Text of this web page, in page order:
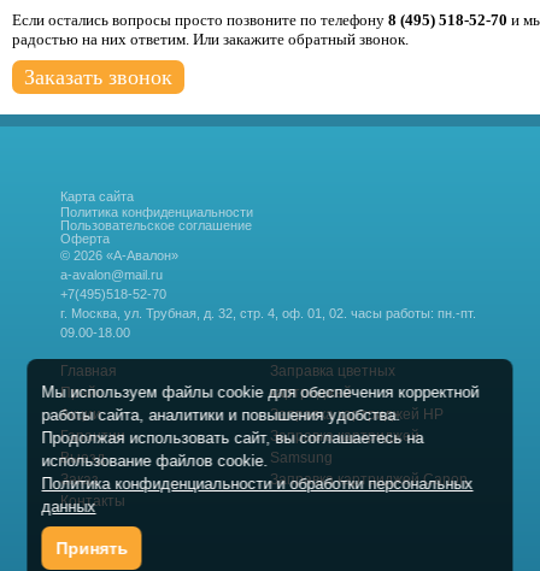
Если остались вопросы просто позвоните по телефону 8 (495) 518-52-70 и
радостью на них ответим. Или закажите обратный звонок.
Заказать звонок
Карта сайта
Политика конфиденциальности
Пользовательское соглашение
Оферта
© 2026 «А-Авалон»
a-avalon@mail.ru
+7(495)518-52-70
г. Москва, ул. Трубная, д. 32, стр. 4, оф. 01, 02. часы работы: пн.-пт.
09.00-18.00
Главная
Прайс
Акции
Гарантии
Выезд
Заказ
Контакты
Заправка цветных
картриджей
Заправка картриджей HP
Заправка картриджей
Samsung
Заправка картриджей Canon
Мы используем файлы cookie для обеспечения корректной
работы сайта, аналитики и повышения удобства.
Продолжая использовать сайт, вы соглашаетесь на
использование файлов cookie.
Политика конфиденциальности и обработки персональных
данных
Принять